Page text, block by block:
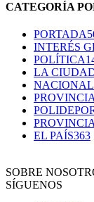
CATEGORÍA
PORTADA
INTERÉS
POLÍTICA
LA
EL PAÍS363
SOBRE
SÍGUENOS